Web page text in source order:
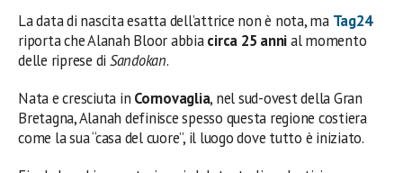
La data di nascita esatta dell’attrice non è nota, ma Tag24
riporta che Alanah Bloor abbiacirca 25 annial momento
delle riprese di Sandokan.
Nata e cresciuta in Cornovaglia, nel sud-ovest della Gran
Bretagna, Alanah definisce spesso questa regione costiera
come la sua “casa del cuore”, il luogo dove tutto è iniziato.